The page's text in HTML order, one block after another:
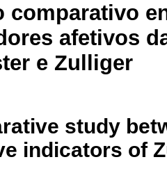
comparativo
afetivos
e Zulliger
study
indicators of